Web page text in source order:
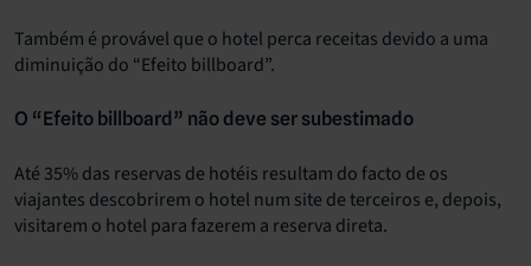
Também é provável que o hotel perca receitas devido a uma
diminuição do “Efeito billboard”.
O “Efeito billboard” não deve ser subestimado
Até 35% das reservas de hotéis resultam do facto de os
viajantes descobrirem o hotel num site de terceiros e, depois,
visitarem o hotel para fazerem a reserva direta.